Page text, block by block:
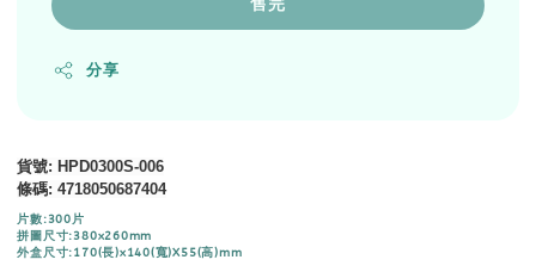
分享
貨號: HPD0300S-006
條碼:4718050687404
片數:300片
拼圖尺寸:380x260mm
外盒尺寸:170(長)x140(寬)X55(高)mm